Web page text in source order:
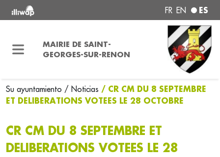
FR EN ES
MAIRIE DE SAINT-
GEORGES-SUR-RENON
Su ayuntamiento / Noticias / CR CM DU 8 SEPTEMBRE
ET DELIBERATIONS VOTEES LE 28 OCTOBRE
CR CM DU 8 SEPTEMBRE ET
DELIBERATIONS VOTEES LE 28